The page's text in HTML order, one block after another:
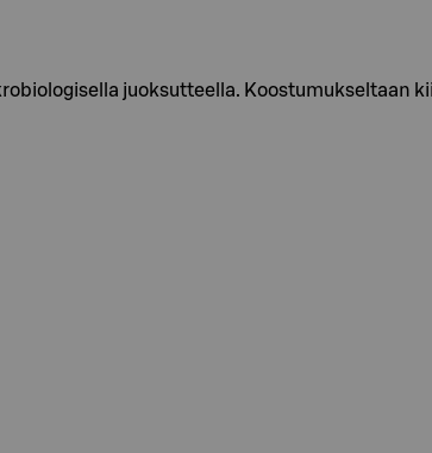
juoksutteella. Koostumukseltaan